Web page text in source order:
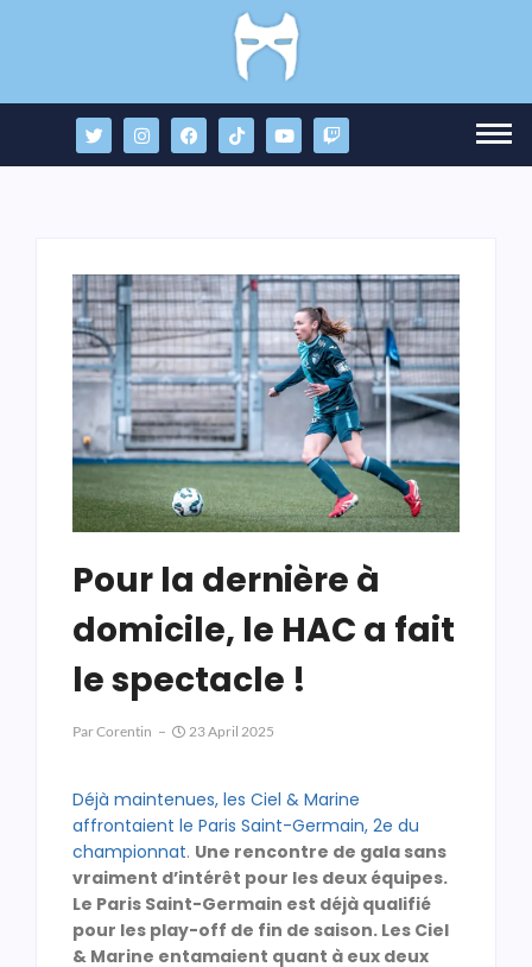
Pour la dernière à
domicile, le HAC a fait
le spectacle !
ParCorentin 23 April 2025
Déjà maintenues, les Ciel & Marine
affrontaient le Paris Saint-Germain, 2e du
championnat. Une rencontre de gala sans
vraiment d’intérêt pour les deux équipes.
Le Paris Saint-Germain est déjà qualifié
pour les play-off de fin de saison. Les Ciel
& Marine entamaient quant à eux deux